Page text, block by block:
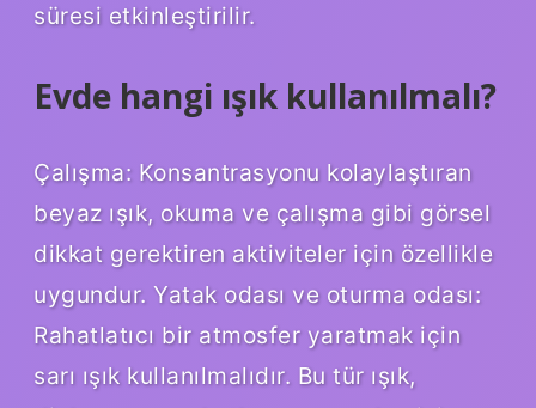
süresi etkinleştirilir.
Evde hangi ışık kullanılmalı?
Çalışma: Konsantrasyonu kolaylaştıran
beyaz ışık, okuma ve çalışma gibi görsel
dikkat gerektiren aktiviteler için özellikle
uygundur. Yatak odası ve oturma odası:
Rahatlatıcı bir atmosfer yaratmak için
sarı ışık kullanılmalıdır. Bu tür ışık,